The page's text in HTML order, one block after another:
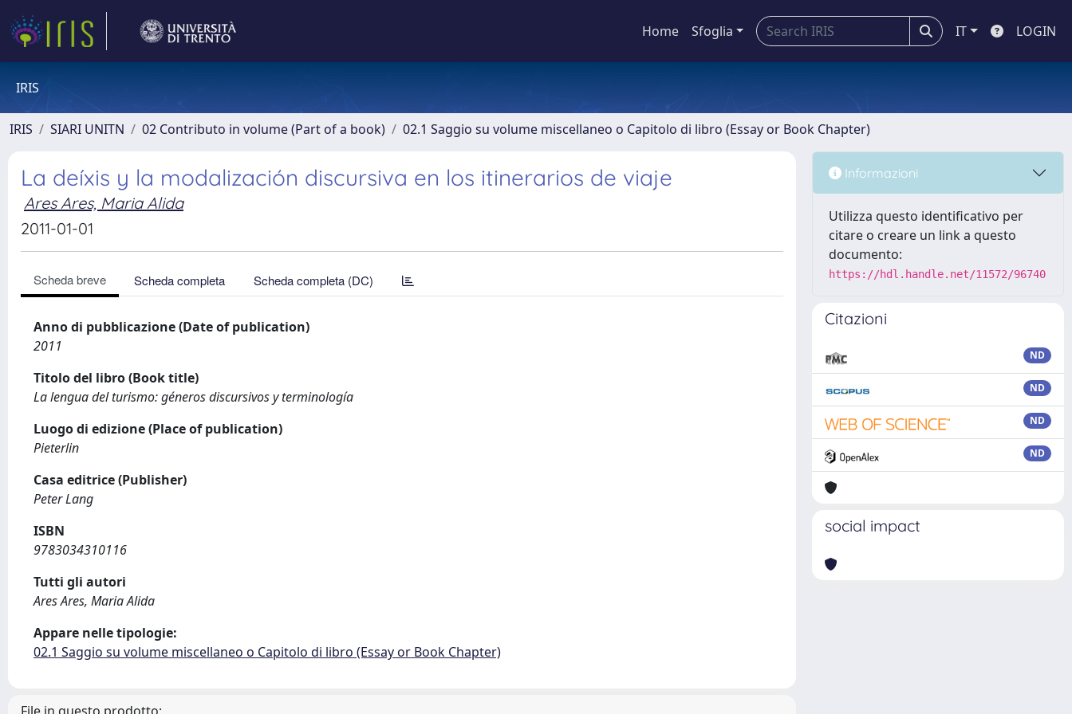
Home Sfoglia IT LOGIN
IRIS
IRIS SIARI UNITN 02 Contributo in volume (Part of a book) 02.1 Saggio su volume miscellaneo o Capitolo di libro (Essay or Book Chapter)
La deíxis y la modalización discursiva en los itinerarios de viaje
Ares Ares, Maria Alida
2011-01-01
Scheda breve Scheda completa Scheda completa (DC)
Anno di pubblicazione (Date of publication)
2011
Titolo del libro (Book title)
La lengua del turismo: géneros discursivos y terminología
Luogo di edizione (Place of publication)
Pieterlin
Casa editrice (Publisher)
Peter Lang
ISBN
9783034310116
Tutti gli autori
Ares Ares, Maria Alida
Appare nelle tipologie:
02.1 Saggio su volume miscellaneo o Capitolo di libro (Essay or Book Chapter)
Informazioni
Utilizza questo identificativo per
citare o creare un link a questo
documento:
https://hdl.handle.net/11572/96740
Citazioni
ND
ND
ND
ND
social impact